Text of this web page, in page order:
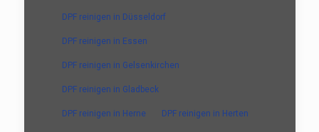
DPF reinigen in Düsseldorf
DPF reinigen in Essen
DPF reinigen in Gelsenkirchen
DPF reinigen in Gladbeck
DPF reinigen in Herne DPF reinigen in Herten